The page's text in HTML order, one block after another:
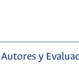
y